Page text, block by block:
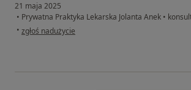
21 maja 2025
• Prywatna Praktyka Lekarska Jolanta Anek •
• w opinii użytkownika Danuta
zgłoś nadużycie